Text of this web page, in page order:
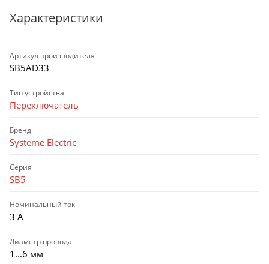
Характеристики
Артикул производителя
SB5AD33
Тип устройства
Переключатель
Бренд
Systeme Electric
Серия
SB5
Номинальный ток
3 А
Диаметр провода
1...6 мм